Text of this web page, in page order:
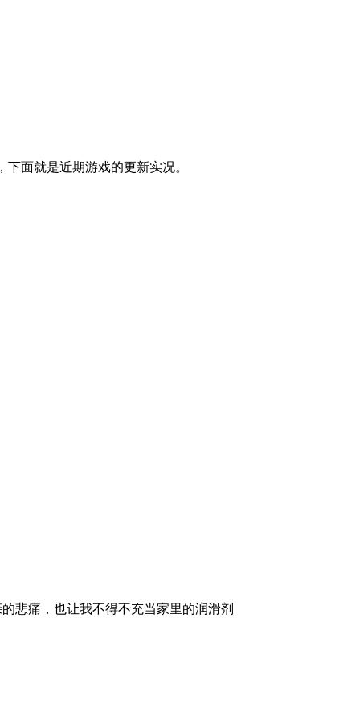
面就是近期游戏的更新实况。
悲痛，也让我不得不充当家里的润滑剂